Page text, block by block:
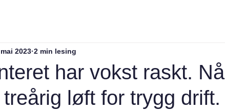
har vokst raskt. Nå
løft for trygg drift.
2023 2 min lesing